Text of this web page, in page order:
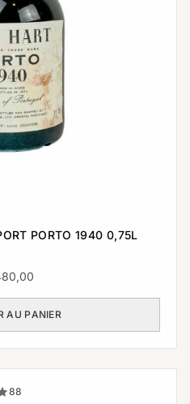
PORTO 1940 0,75L
AU PANIER
88